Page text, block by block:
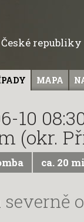
republiky
MAPA
10
(okr.
ca. 20